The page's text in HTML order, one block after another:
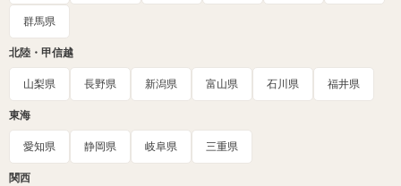
群馬県
北陸・甲信越
山梨県 長野県 新潟県 富山県 石川県 福井県
東海
愛知県 静岡県 岐阜県 三重県
関西